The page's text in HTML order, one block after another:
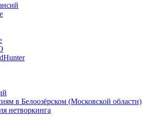
в Белоозёрском (Московской области)
нетворкинга